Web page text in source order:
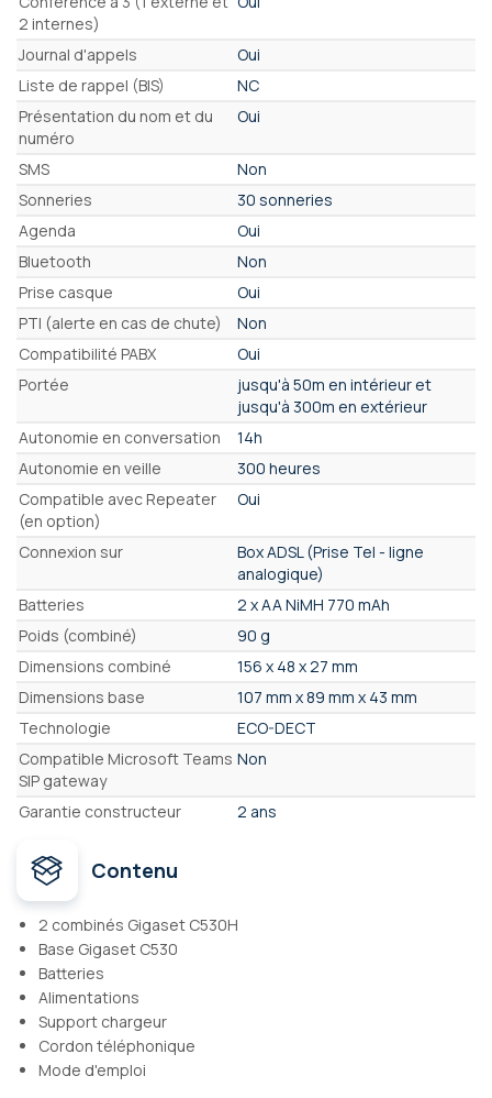
2 internes)
Journal d'appels
Oui
Liste de rappel (BIS)
NC
Présentation du nom et du
numéro
Oui
SMS
Non
Sonneries
30 sonneries
Agenda
Oui
Bluetooth
Non
Prise casque
Oui
PTI (alerte en cas de chute)
Non
Compatibilité PABX
Oui
Portée
jusqu'à 50m en intérieur et
jusqu'à 300m en extérieur
Autonomie en conversation
14h
Autonomie en veille
300 heures
Compatible avec Repeater
(en option)
Oui
Connexion sur
Box ADSL (Prise Tel - ligne
analogique)
Batteries
2 x AA NiMH 770 mAh
Poids (combiné)
90 g
Dimensions combiné
156 x 48 x 27 mm
Dimensions base
107 mm x 89 mm x 43 mm
Technologie
ECO-DECT
Compatible Microsoft Teams
SIP gateway
Non
Garantie constructeur 2 ans
Contenu
2 combinés Gigaset C530H
Base Gigaset C530
Batteries
Alimentations
Support chargeur
Cordon téléphonique
Mode d'emploi